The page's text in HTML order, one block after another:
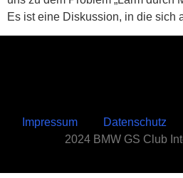
Es ist eine Diskussion, in die sich
Impressum Datenschutz
2024 BMW GS Club